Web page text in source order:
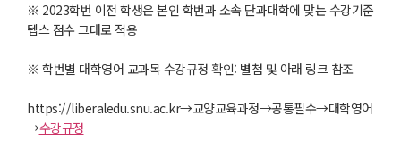
※ 2023학번 이전 학생은 본인 학번과 소속 단과대학에 맞는 수강기준
텝스 점수 그대로 적용
※ 학번별 대학영어 교과목 수강규정 확인: 별첨 및 아래 링크 참조
https://liberaledu.snu.ac.kr→교양교육과정→공통필수→대학영어
→수강규정